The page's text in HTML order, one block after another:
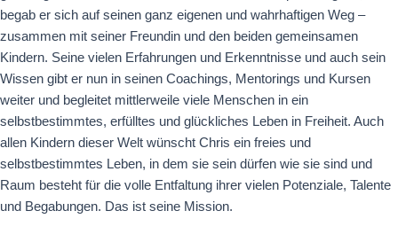
begab er sich auf seinen ganz eigenen und wahrhaftigen Weg –
zusammen mit seiner Freundin und den beiden gemeinsamen
Kindern. Seine vielen Erfahrungen und Erkenntnisse und auch sein
Wissen gibt er nun in seinen Coachings, Mentorings und Kursen
weiter und begleitet mittlerweile viele Menschen in ein
selbstbestimmtes, erfülltes und glückliches Leben in Freiheit. Auch
allen Kindern dieser Welt wünscht Chris ein freies und
selbstbestimmtes Leben, in dem sie sein dürfen wie sie sind und
Raum besteht für die volle Entfaltung ihrer vielen Potenziale, Talente
und Begabungen. Das ist seine Mission.